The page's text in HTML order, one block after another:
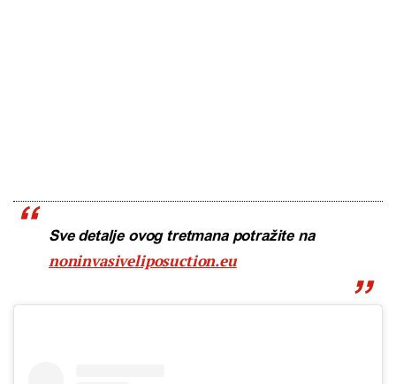
Sve detalje ovog tretmana potražite na
noninvasiveliposuction.eu